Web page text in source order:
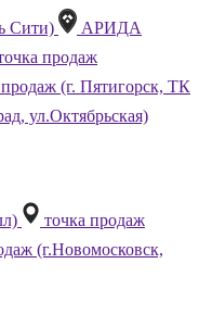
Сити)
АРИДА
продаж
продаж (г. Пятигорск, ТК
ул.Октябрьская)
точка продаж
(г.Новомосковск,